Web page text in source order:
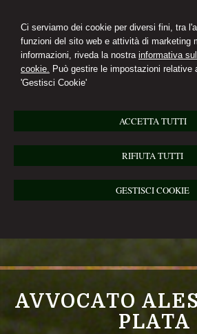
Ci serviamo dei cookie per diversi fini, tra
funzioni del sito web e attività di marketing
informazioni, riveda la nostra informativa
cookie. Può gestire le impostazioni
'Gestisci Cookie'
ACCETTA TUTTI
RIFIUTA TUTTI
GESTISCI COOKIE
AVVOCATO
PLATA